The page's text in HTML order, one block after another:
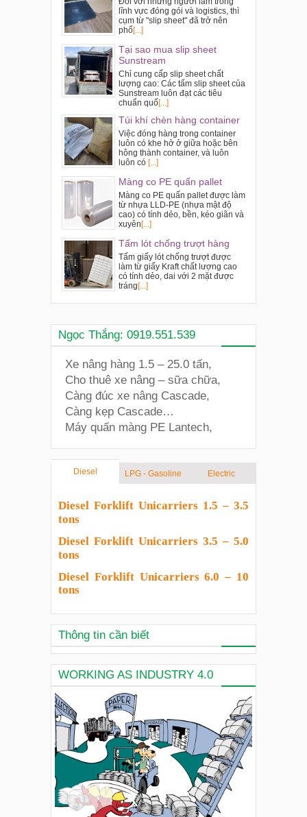
lĩnh vực đóng gói và logistics, thì
cụm từ "slip sheet" đã trở nên
phổ[...]
Tại sao mua slip sheet
Sunstream
Chỉ cung cấp slip sheet chất
lượng cao: Các tấm slip sheet của
Sunstream luôn đạt các tiêu
chuẩn quố[...]
Túi khí chèn hàng container
Việc đóng hàng trong container
luôn có khe hở ở giữa hoặc bên
hông thành container, và luôn
luôn có [...]
Màng co PE quấn pallet
Màng co PE quấn pallet được làm
từ nhựa LLD-PE (nhựa mật độ
cao) có tính dẻo, bền, kéo giãn và
xuyên [...]
Tấm lót chống trượt hàng
Tấm giấy lót chống trượt được
làm từ giấy Kraft chất lượng cao
có tính dẻo, dai với 2 mặt được
tráng [...]
Ngọc Thắng: 0919.551.539
Xe nâng hàng 1.5 – 25.0 tấn,
Cho thuê xe nâng – sữa chữa,
Càng đúc xe nâng Cascade,
Càng kẹp Cascade…
Máy quấn màng PE Lantech,
Diesel LPG - Gasoline Electric
Diesel Forklift Unicarriers 1.5 – 3.5
tons
Diesel Forklift Unicarriers 3.5 – 5.0
tons
Diesel Forklift Unicarriers 6.0 – 10
tons
Thông tin cần biết
WORKING AS INDUSTRY 4.0